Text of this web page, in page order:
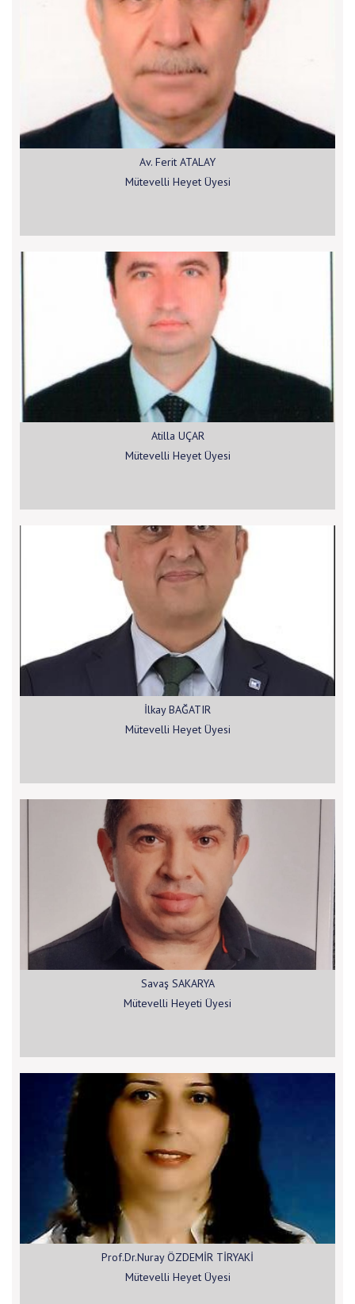
Av. Ferit ATALAY
Mütevelli Heyet Üyesi
Atilla UÇAR
Mütevelli Heyet Üyesi
İlkay BAĞATIR
Mütevelli Heyet Üyesi
Savaş SAKARYA
Mütevelli Heyeti Üyesi
Prof.Dr.Nuray ÖZDEMİR TİRYAKİ
Mütevelli Heyet Üyesi